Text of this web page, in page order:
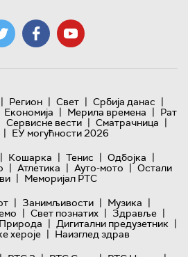
| Регион | Свет | Србија данас |
Економија | Мерила времена | Рат
Сервисне вести | Сматрачница |
| ЕУ могућности 2026
| Кошарка | Тенис | Одбојка |
| Атлетика | Ауто-мото | Остали
| Меморијал РТС
| Занимљивости | Музика |
| Свет познатих | Здравље |
Природа | Дигитални предузетник |
хероје | Наизглед здрав